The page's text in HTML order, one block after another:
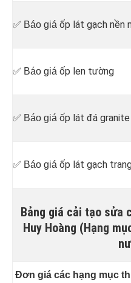
✅ Báo giá ốp lát gạch nền
✅ Báo giá ốp len tường
✅ Báo giá ốp lát đá granite
✅ Báo giá ốp lát gạch
Bảng giá cải tạo sửa
Huy Hoàng (Hạng
Đơn giá các hạng mục